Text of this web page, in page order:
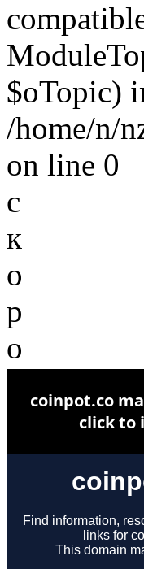
$oTopic)
/home/n/
on line 0
с
к
о
р
о